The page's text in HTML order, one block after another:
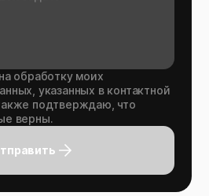
обработку моих
указанных в контактной
подтверждаю, что
верны.